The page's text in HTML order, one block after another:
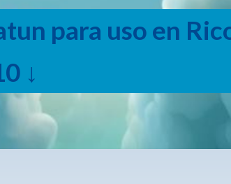
para uso en
↓